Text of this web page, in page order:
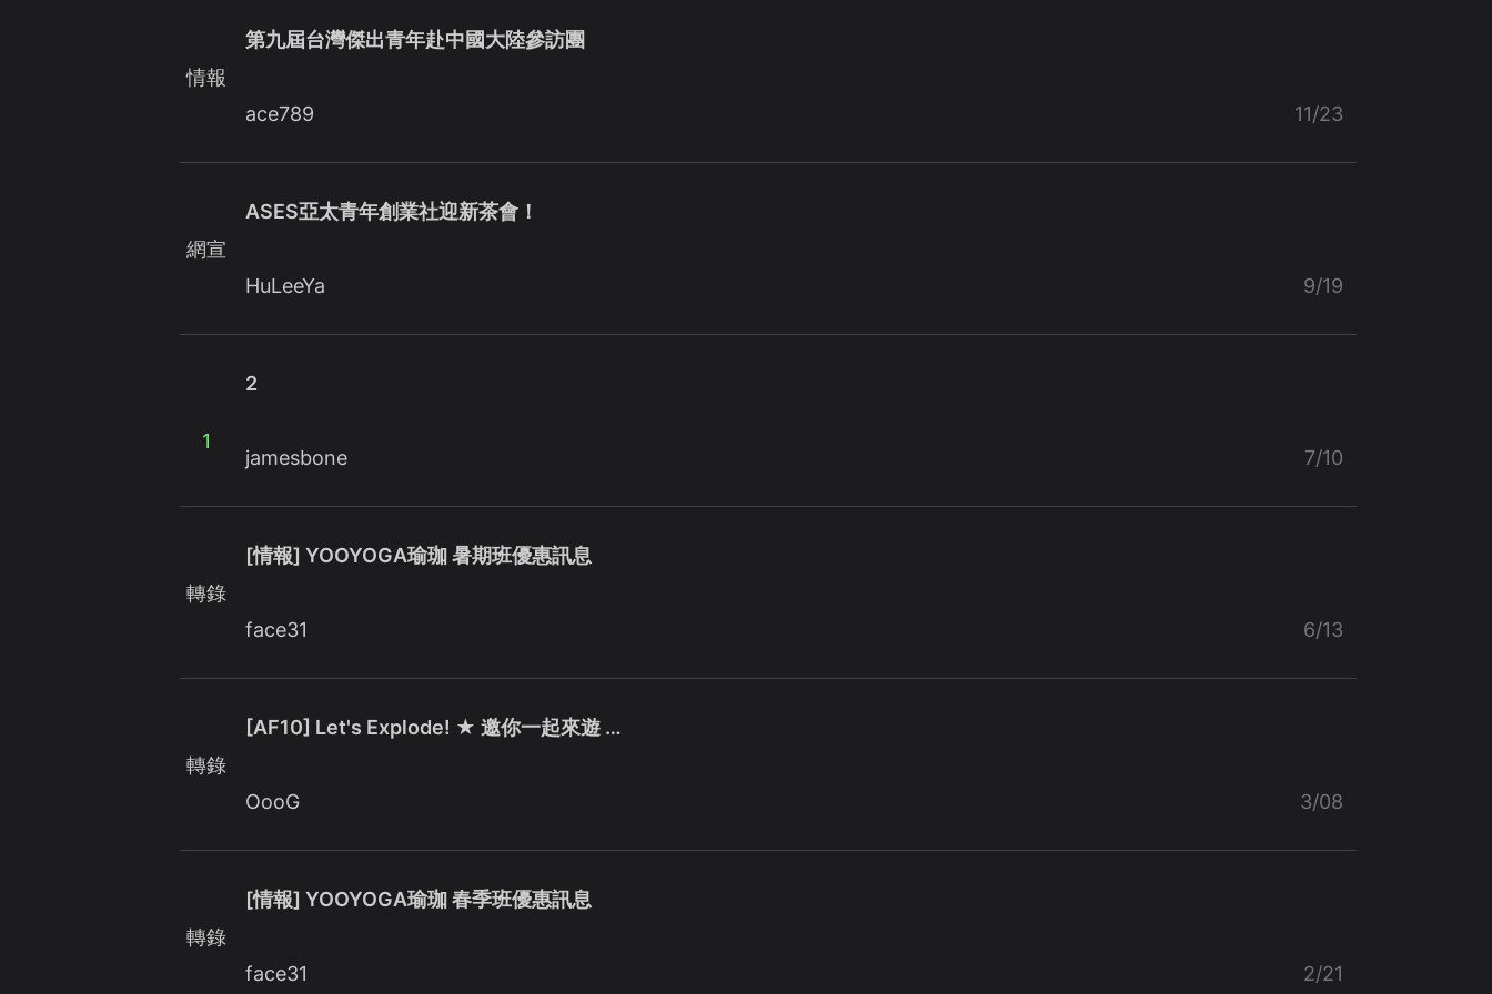
情報
第九屆台灣傑出青年赴中國大陸參訪團
ace789 11/23
網宣
ASES亞太青年創業社迎新茶會！
HuLeeYa 9/19
1
2
jamesbone 7/10
轉錄
[情報] YOOYOGA瑜珈 暑期班優惠訊息
face31 6/13
轉錄
[AF10] Let's Explode! ★ 邀你一起來遊 …
OooG 3/08
轉錄
[情報] YOOYOGA瑜珈 春季班優惠訊息
face31 2/21